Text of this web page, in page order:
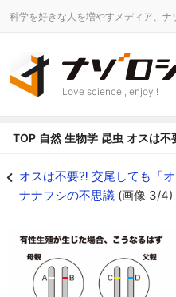
科学を好きな人を増やすメディア、ナ
Love science , enjoy !
TOP 自然 生物学 昆虫 オスは不
オスは不要⁈ 交尾しても「
ナナフシの不思議 (画像 3/4)